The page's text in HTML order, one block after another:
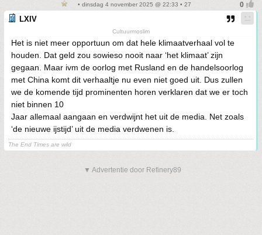
• dinsdag 4 november 2025 @ 22:33 • 27
LXIV
Cultuurmoslim
Het is niet meer opportuun om dat hele klimaatverhaal vol te
houden. Dat geld zou sowieso nooit naar ‘het klimaat’ zijn
gegaan. Maar ivm de oorlog met Rusland en de handelsoorlog
met China komt dit verhaaltje nu even niet goed uit. Dus zullen
we de komende tijd prominenten horen verklaren dat we er toch
niet binnen 10
Jaar allemaal aangaan en verdwijnt het uit de media. Net zoals
‘de nieuwe ijstijd’ uit de media verdwenen is.
The End Times are wild
▼ Advertentie door Refinery89